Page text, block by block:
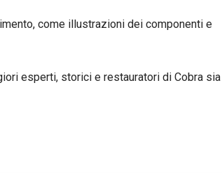
come illustrazioni dei componenti e
esperti, storici e restauratori di Cobra sia